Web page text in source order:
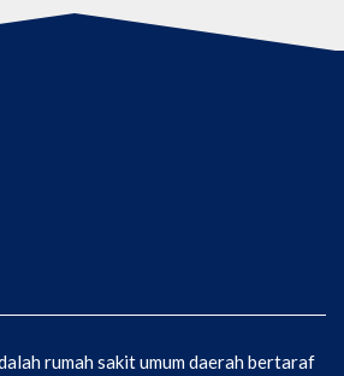
rumah sakit umum daerah bertaraf